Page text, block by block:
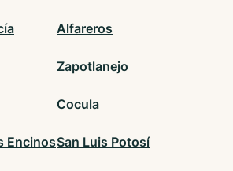
Alfareros
Zapotlanejo
Cocula
EncinosSan Luis Potosí